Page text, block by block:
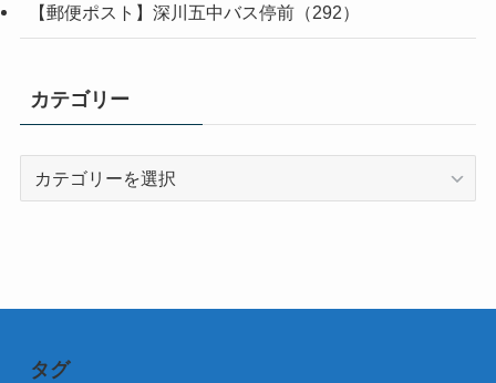
【郵便ポスト】深川五中バス停前（292）
カテゴリー
タグ